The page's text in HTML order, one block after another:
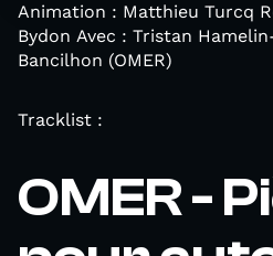
Animation : Matthieu Turcq
Bydon Avec : Tristan
Bancilhon (OMER)
Tracklist :
OMER -